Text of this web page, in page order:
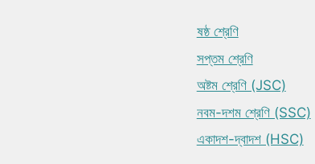
ষষ্ঠ শ্রেণি
সপ্তম শ্রেণি
অষ্টম শ্রেণি (JSC)
নবম-দশম শ্রেণি (SSC)
একাদশ-দ্বাদশ (HSC)